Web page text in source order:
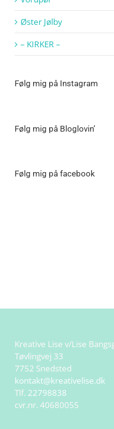
Øster Jølby
– KIRKER –
Følg mig på Instagram
Følg mig på Bloglovin’
Følg mig på facebook
Kreative Lise v/Lise
Tøvlingvej 33
7752 Snedsted
kontakt@kreativelise.dk
Tlf. 22798838
cvr.nr. 40680055